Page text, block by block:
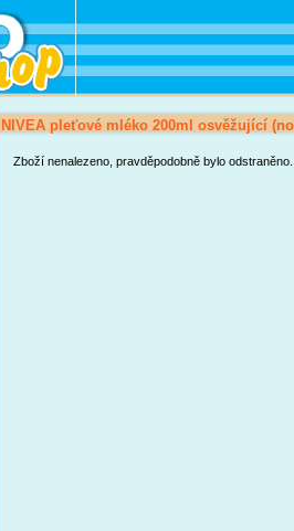
NIVEA pleťové mléko 200ml osvěžující
Zboží nenalezeno, pravděpodobně bylo odstraněno.